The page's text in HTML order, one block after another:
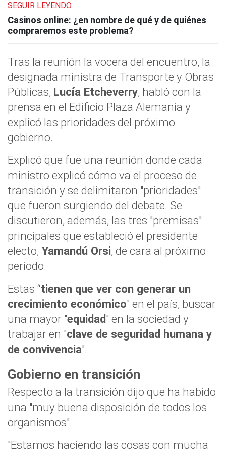
SEGUIR LEYENDO
Casinos online: ¿en nombre de qué y de quiénes
compraremos este problema?
Tras la reunión la vocera del encuentro, la
designada ministra de Transporte y Obras
Públicas, Lucía Etcheverry, habló con la
prensa en el Edificio Plaza Alemania y
explicó las prioridades del próximo
gobierno.
Explicó que fue una reunión donde cada
ministro explicó cómo va el proceso de
transición y se delimitaron "prioridades"
que fueron surgiendo del debate. Se
discutieron, además, las tres "premisas"
principales que estableció el presidente
electo, Yamandú Orsi, de cara al próximo
periodo.
Estas “tienen que ver con generar un
crecimiento económico" en el país, buscar
una mayor "equidad" en la sociedad y
trabajar en "clave de seguridad humana y
de convivencia".
Gobierno en transición
Respecto a la transición dijo que ha habido
una "muy buena disposición de todos los
organismos".
"Estamos haciendo las cosas con mucha